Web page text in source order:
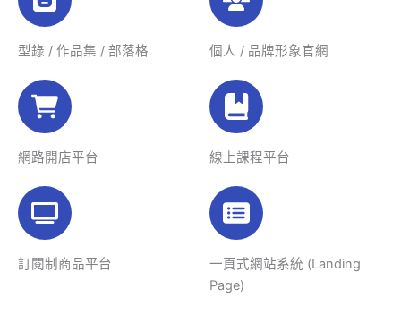
型錄 / 作品集 / 部落格 個人 / 品牌形象官網
網路開店平台 線上課程平台
訂閱制商品平台
一頁式網站系統 (Landing
Page)